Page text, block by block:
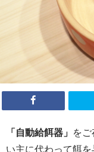
「自動給餌器」
を
い主に代わって餌を